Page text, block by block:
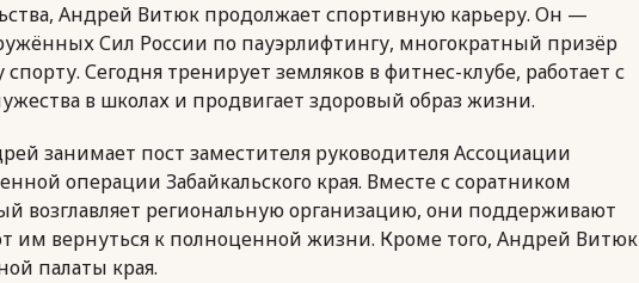
Андрей Витюк продолжает спортивную карьеру. Он —
Сил России по пауэрлифтингу, многократный призёр
Сегодня тренирует земляков в фитнес-клубе, работает с
в школах и продвигает здоровый образ жизни.
занимает пост заместителя руководителя Ассоциации
операции Забайкальского края. Вместе с соратником
возглавляет региональную организацию, они поддерживают
им вернуться к полноценной жизни. Кроме того, Андрей Витюк
палаты края.